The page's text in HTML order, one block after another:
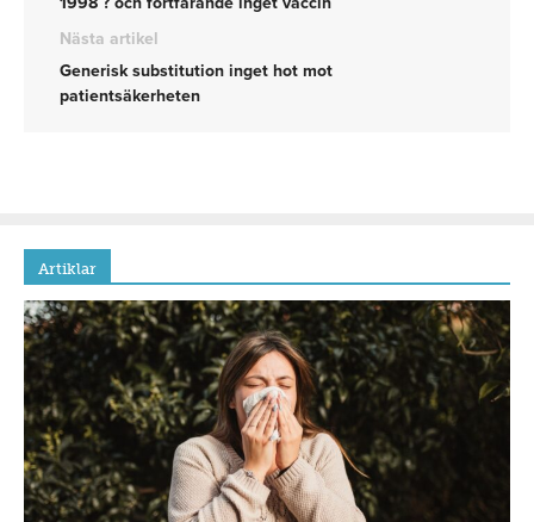
Nästa artikel
Generisk substitution inget hot mot
patientsäkerheten
Artiklar